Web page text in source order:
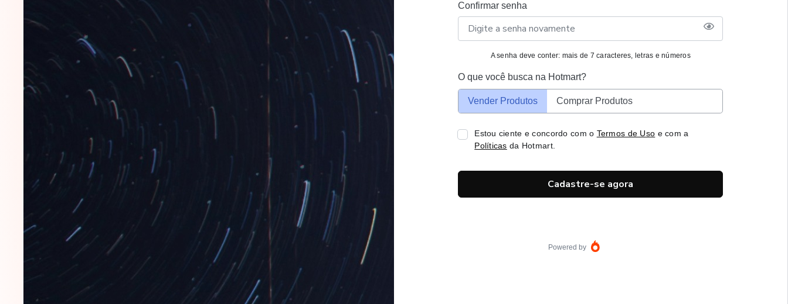
Confirmar senha
A senha deve conter: mais de 7 caracteres, letras e números
O que você busca na Hotmart?
Vender Produtos Comprar Produtos
Estou ciente e concordo com o Termos de Uso e com a
Políticas da Hotmart.
Cadastre-se agora
Powered by